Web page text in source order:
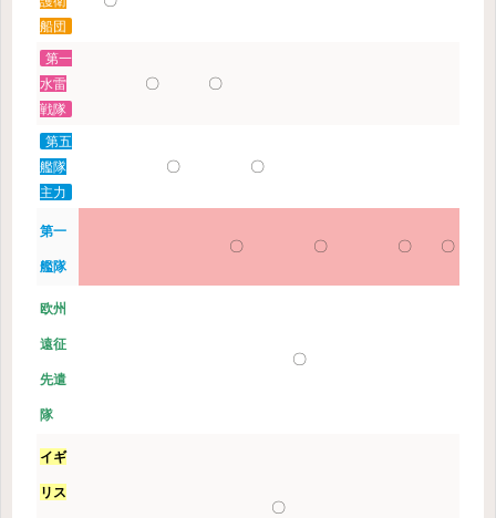
船団
第一
水雷
戦隊
〇 〇
第五
艦隊
主力
〇 〇
第一
艦隊
〇 〇 〇 〇
欧州
遠征
先遣
隊
〇
イギ
リス
〇